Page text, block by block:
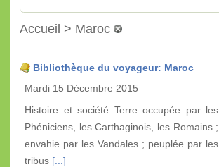
Accueil > Maroc
Bibliothèque du voyageur: Maroc
Mardi 15 Décembre 2015
Histoire et société Terre occupée par les
Phéniciens, les Carthaginois, les Romains ;
envahie par les Vandales ; peuplée par les
tribus [...]